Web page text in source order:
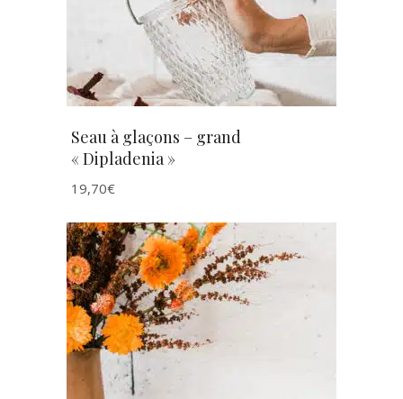
Seau à glaçons – grand
« Dipladenia »
19,70€
AJOUTER AU PANIER